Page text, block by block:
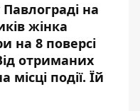
на
жінка
на 8 поверсі
отриманих
події. Їй